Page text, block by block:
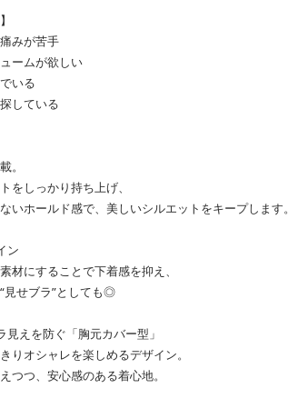
みが苦手
ームが欲しい
いる
している
。
をしっかり持ち上げ、
いホールド感で、美しいシルエットをキープします。
ン
材にすることで下着感を抑え、
見せブラ”としても◎
えを防ぐ「胸元カバー型」
りオシャレを楽しめるデザイン。
つつ、安心感のある着心地。